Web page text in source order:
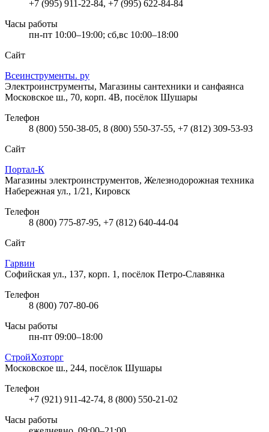
+7 (995) 911-22-84, +7 (995) 622-84-84
Часы работы
пн-пт 10:00–19:00; сб,вс 10:00–18:00
Сайт
Всеинструменты. ру
Электроинструменты, Магазины сантехники и санфаянса
Московское ш., 70, корп. 4В, посёлок Шушары
Телефон
8 (800) 550-38-05, 8 (800) 550-37-55, +7 (812) 309-53-93
Сайт
Портал-К
Магазины электроинструментов, Железнодорожная техника
Набережная ул., 1/21, Кировск
Телефон
8 (800) 775-87-95, +7 (812) 640-44-04
Сайт
Гарвин
Софийская ул., 137, корп. 1, посёлок Петро-Славянка
Телефон
8 (800) 707-80-06
Часы работы
пн-пт 09:00–18:00
СтройХозторг
Московское ш., 244, посёлок Шушары
Телефон
+7 (921) 911-42-74, 8 (800) 550-21-02
Часы работы